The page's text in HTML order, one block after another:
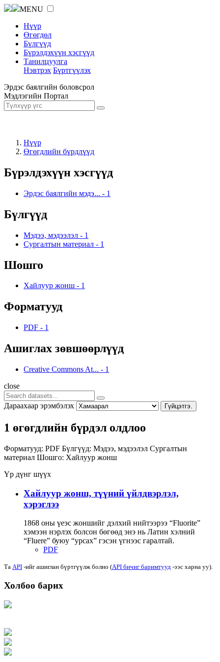
MENU
Нүүр
Өгөгдөл
Бүлгүүд
Бүрэлдэхүүн хэсгүүд
Танилцуулга
Нэвтрэх Бүртгүүлэх
Эрдэс баялгийн боловсрол
Мэдлэгийн Портал
Нүүр
Өгөгдлийн бүрдлүүд
Бүрэлдэхүүн хэсгүүд
Эрдэс баялгийн мэдэ... - 1
Бүлгүүд
Мэдээ, мэдээлэл - 1
Сургалтын материал - 1
Шошго
Хайлуур жонш - 1
Форматууд
PDF - 1
Ашиглах зөвшөөрлүүд
Creative Commons At... - 1
close
Дараахаар эрэмбэлэх Гүйцэтгэ.
1 өгөгдлийн бүрдэл олдлоо
Форматууд: PDF Бүлгүүд: Мэдээ, мэдээлэл Сургалтын
материал Шошго: Хайлуур жонш
Үр дүнг шүүх
Хайлуур жонш, түүний үйлдвэрлэл,
хэрэглээ
1868 оны үеэс жоншийг дэлхий нийтээрээ “Fluorite”
хэмээн нэрлэх болсон бөгөөд энэ нь Латин хэлний
“Fluere” буюу “урсах” гэсэн үгнээс гаралтай.
PDF
Та API -ийг ашиглан бүртгүүлж болно (API бичиг баримтууд -ээс харна уу).
Холбоо барих